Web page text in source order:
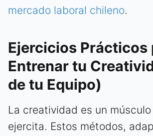
mercado laboral chileno.
Ejercicios Prácticos
Entrenar tu
de tu Equipo)
La creatividad es un
ejercita. Estos métodos,